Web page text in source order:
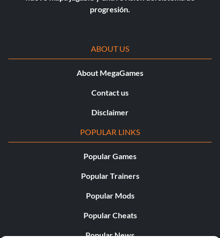
progresión.
ABOUT US
About MegaGames
Contact us
Disclaimer
POPULAR LINKS
Popular Games
Popular Trainers
Popular Mods
Popular Cheats
Popular News